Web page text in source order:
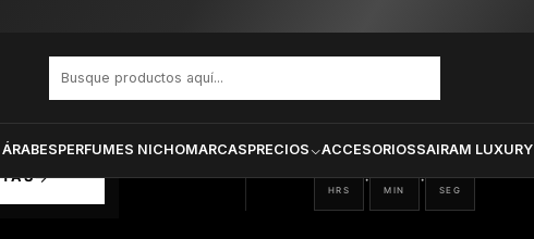
PERFUMES NICHOMARCASPRECIOS ACCESORIOSSAIRAM LUXURY
19
HRS
: 42
MIN
: 59
SEG